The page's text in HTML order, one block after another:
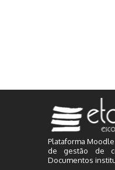
Plataforma
de gestão de
Documentos